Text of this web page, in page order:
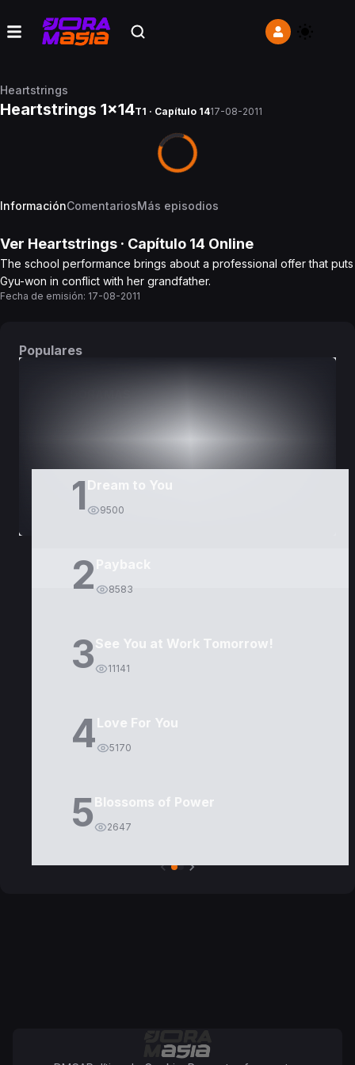
Heartstrings
Heartstrings 1x14T1 · Capítulo 1417-08-2011
InformaciónComentariosMás episodios
Ver Heartstrings · Capítulo 14 Online
The school performance brings about a professional offer that puts
Gyu-won in conflict with her grandfather.
Fecha de emisión: 17-08-2011
Populares
1 Dream to You
9500
2 8583
3See You at Work Tomorrow!
11141
4Love For You
5170
5Blossoms of Power
2647